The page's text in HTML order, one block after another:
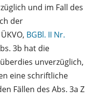
und im Fall des
der
BGBl. II Nr.
3b hat die
unverzüglich,
eine schriftliche
Fällen des Abs. 3a Z